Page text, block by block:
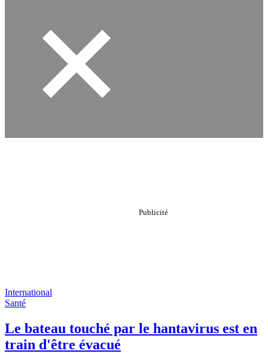
International
Santé
Le bateau touché par le hantavirus est en
train d'être évacué